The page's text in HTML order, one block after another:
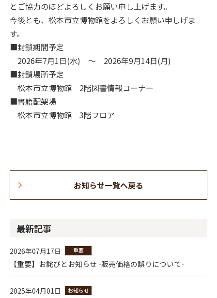
とご協力のほどよろしくお願い申し上げます。
今後とも、松本市立博物館をよろしくお願い申しげま
す。
■封鎖期間予定
2026年7月1日(水) ～ 2026年9月14日(月)
■封鎖場所予定
松本市立博物館 2階図書情報コーナー
■書籍配架場
松本市立博物館 3階フロア
お知らせ一覧へ戻る
最新記事
2026年07月17日 重要
【重要】お詫びとお知らせ -販売価格の誤りについて-
2025年04月01日 お知らせ